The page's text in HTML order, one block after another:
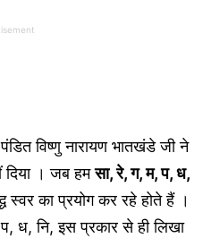
विष्णु नारायण भातखंडे जी ने
दिया । जब हमसा, रे, ग, म, प, ध,
स्वर का प्रयोग कर रहे होते हैं ।
प, ध, नि, इस प्रकार से ही लिखा